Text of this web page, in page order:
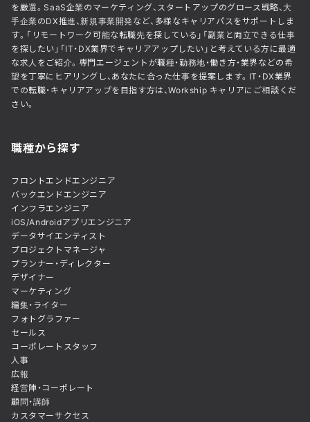
を厳選。SaaS企業のマーケティング、スタートアップのグロース戦略、大
手企業のDX推進、新規事業開発など、多様なキャリアパスをサポートしま
す。「リモートワーク可能な転職先を探している」「副業と両立できる仕事
を探したい」「IT・DX業界でキャリアアップしたい」と考えている方に最適
な求人をご紹介。専門エージェントが職種・勤務地・働き方・業界などの希
望を丁寧にヒアリングし、あなたに合った仕事を提案します。IT・DX業界
での転職・キャリアアップを目指す方は、Workship キャリアにご相談くだ
さい。
職種から探す
フロントエンドエンジニア
バックエンドエンジニア
インフラエンジニア
iOS/Androidアプリエンジニア
データサイエンティスト
プロジェクトマネージャ
プランナー・ディレクター
デザイナー
マーケティング
編集・ライター
フォトグラファー
セールス
コーポレートスタッフ
人事
広報
経営陣・コーポレート
顧問・講師
カスタマーサクセス